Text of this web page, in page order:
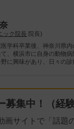
ック院長 院長)
学科卒業後、神奈川県
、横浜市に自身の動物
に興味があり、日々の
募集中！（経
画サイトで「話題